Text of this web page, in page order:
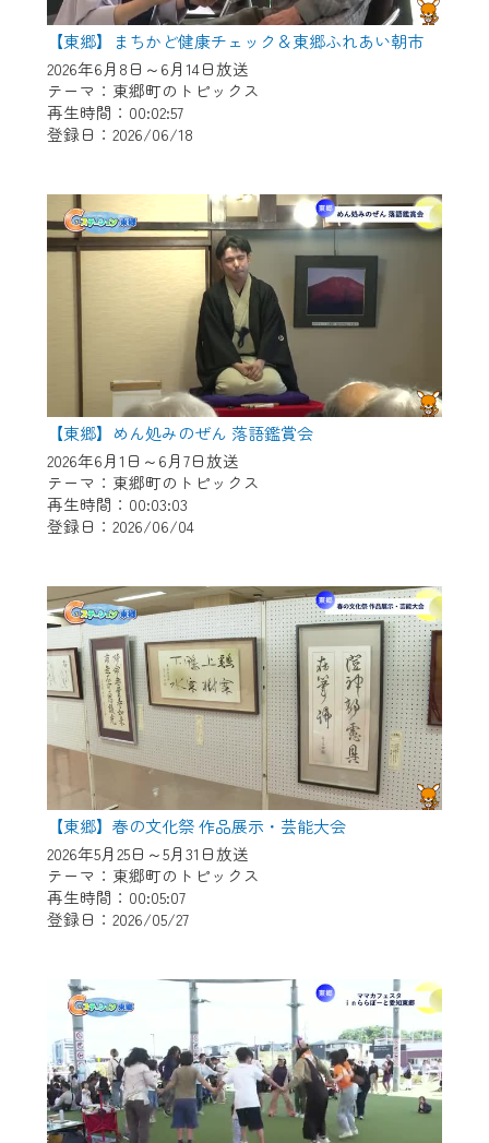
【東郷】まちかど健康チェック＆東郷ふれあい朝市
2026年6月8日～6月14日放送
テーマ：東郷町のトピックス
再生時間：00:02:57
登録日：2026/06/18
【東郷】めん処みのぜん 落語鑑賞会
2026年6月1日～6月7日放送
テーマ：東郷町のトピックス
再生時間：00:03:03
登録日：2026/06/04
【東郷】春の文化祭 作品展示・芸能大会
2026年5月25日～5月31日放送
テーマ：東郷町のトピックス
再生時間：00:05:07
登録日：2026/05/27
＜メンテナンス情報＞
CCNetWebTVのリニューアルにともないメ
ンテナンス作業を予定しています。
作業の間は、CCNetWebTVの画面が「メン
テナンス中」になり、ご利用いただけませ
ん。
ご不便をおかけいたしますが、ご了承の程
よろしくお願いいたします。